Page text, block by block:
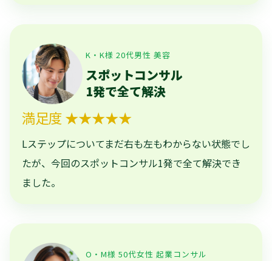
K・K様 20代男性 美容
スポットコンサル
1発で全て解決
満足度 ★★★★★
Lステップについてまだ右も左もわからない状態でし
たが、今回のスポットコンサル1発で全て解決でき
ました。
O・M様 50代女性 起業コンサル